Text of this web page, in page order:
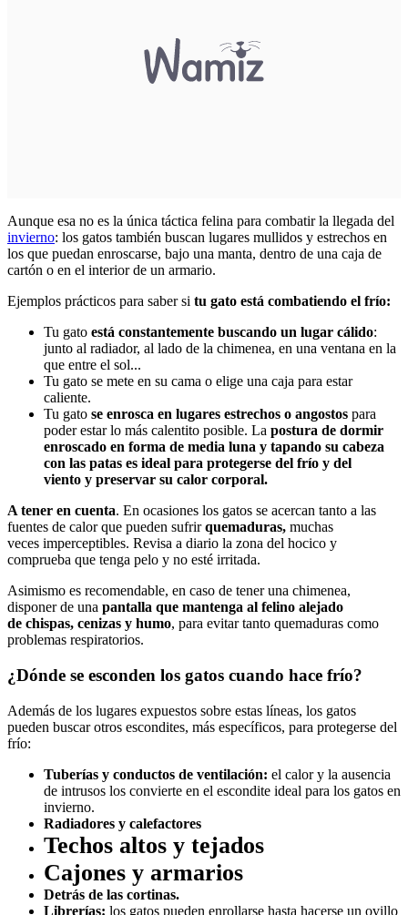
Aunque esa no es la única táctica felina para combatir la llegada del
invierno: los gatos también buscan lugares mullidos y estrechos en
los que puedan enroscarse, bajo una manta, dentro de una caja de
cartón o en el interior de un armario.
Ejemplos prácticos para saber si tu gato está combatiendo el frío:
Tu gato está constantemente buscando un lugar cálido:
junto al radiador, al lado de la chimenea, en una ventana en la
que entre el sol...
Tu gato se mete en su cama o elige una caja para estar
caliente.
Tu gato se enrosca en lugares estrechos o angostos para
poder estar lo más calentito posible. La postura de dormir
enroscado en forma de media luna y tapando su cabeza
con las patas es ideal para protegerse del frío y del
viento y preservar su calor corporal.
A tener en cuenta. En ocasiones los gatos se acercan tanto a las
fuentes de calor que pueden sufrirquemaduras, muchas
veces imperceptibles. Revisa a diario la zona del hocico y
comprueba que tenga pelo y no esté irritada.
Asimismo es recomendable, en caso de tener una chimenea,
disponer de una pantalla que mantenga al felino alejado
de chispas, cenizas y humo, para evitar tanto quemaduras como
problemas respiratorios.
¿Dónde se esconden los gatos cuando hace frío?
Además de los lugares expuestos sobre estas líneas, los gatos
pueden buscar otros escondites, más específicos, para protegerse del
frío:
Tuberías y conductos de ventilación: el calor y la ausencia
de intrusos los convierte en el escondite ideal para los gatos en
invierno.
Radiadores y calefactores
Techos altos y tejados
Cajones y armarios
Detrás de las cortinas.
Librerías: los gatos pueden enrollarse hasta hacerse un ovillo